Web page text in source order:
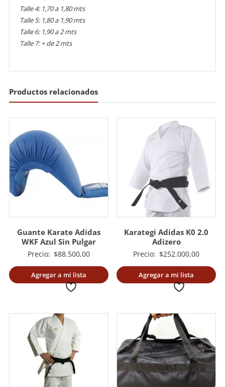
Talle 4: 1,70 a 1,80 mts
Talle 5: 1,80 a 1,90 mts
Talle 6: 1,90 a 2 mts
Talle 7: + de 2 mts
Productos relacionados
Guante Karate Adidas
WKF Azul Sin Pulgar
Precio: $88.500,00
Agregar a mi lista
Karategi Adidas K0 2.0
Adizero
Precio: $252.000,00
Agregar a mi lista